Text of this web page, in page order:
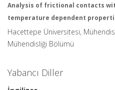
Analysis of frictional contacts
temperature dependent
Hacettepe Üniversitesi,
Mühendisliği Bölümü
Yabancı Diller